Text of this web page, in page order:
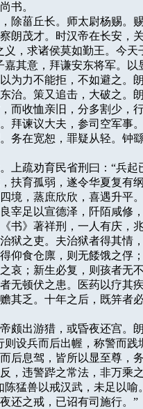
书。
除菑丘长。师太尉杨赐。
朗茂才。时汉帝在长安，
，求诸侯莫如勤王。今天
其意，拜谦安东将军。以
为力不能拒，不如避之。
治。策又追击，大破之。
而收恤亲旧，分多割少，行
拜谏议大夫，参司空军事
务在宽恕，罪疑从轻。钟
上疏劝育民省刑曰：“兵起
扶育孤弱，遂令华夏复有
境，蒸庶欣欣，喜遇升平
宰足以宣德泽，阡陌咸修
书》著祥刑，一人有庆，
狱之吏。夫治狱者得其情
仰食仓廪，则无餧饿之俘
哀；新生必复，则孩者无
无顿伏之患。医药以疗其
其乏。十年之后，既笄者
颇出游猎，或昏夜还宫。
设兵而后出幄，称警而践
后息驾，皆所以显至尊，
，违警跸之常法，非万乘
猛兽以戒汉武，未足以喻
还之戒，已诏有司施行。”